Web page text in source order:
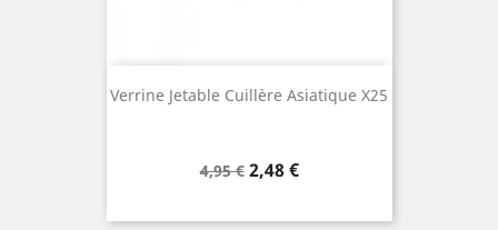
Verrine Jetable Cuillère Asiatique X25
Prix
4,95 € Prix
2,48 €